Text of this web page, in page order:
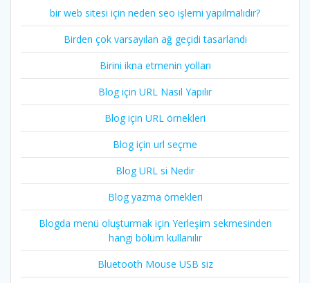
bir web sitesi için neden seo işlemi yapılmalıdır?
Birden çok varsayılan ağ geçidi tasarlandı
Birini ikna etmenin yolları
Blog için URL Nasıl Yapılır
Blog için URL örnekleri
Blog için url seçme
Blog URL si Nedir
Blog yazma örnekleri
Blogda menü oluşturmak için Yerleşim sekmesinden
hangi bölüm kullanılır
Bluetooth Mouse USB siz